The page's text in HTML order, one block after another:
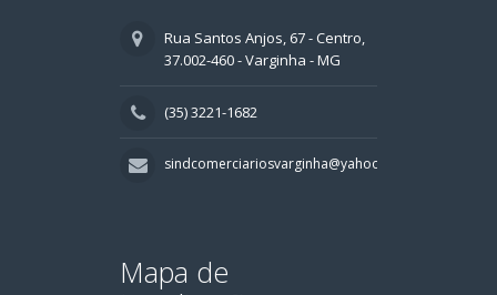
Rua Santos Anjos, 67 - Centro,
37.002-460 - Varginha - MG
(35) 3221-1682
sindcomerciariosvarginha@yahoo.com.br
Mapa de